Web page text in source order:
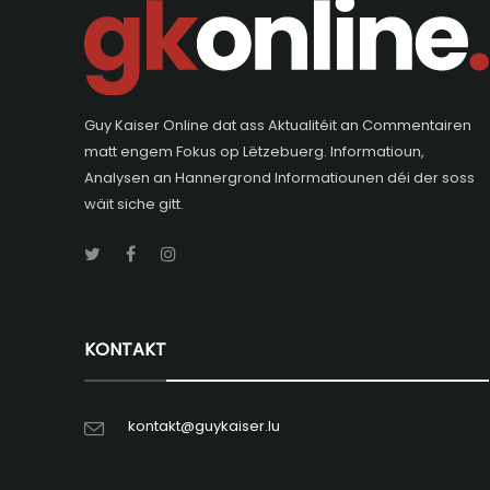
Guy Kaiser Online dat ass Aktualitéit an Commentairen
matt engem Fokus op Lëtzebuerg. Informatioun,
Analysen an Hannergrond Informatiounen déi der soss
wäit siche gitt.
KONTAKT
kontakt@guykaiser.lu